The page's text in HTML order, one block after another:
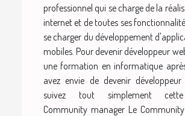
professionnel qui se charge de la
internet et de toutes ses
se charger du développement
mobiles. Pour devenir développeur
une formation en informatique
avez envie de devenir
suivez tout simplement
Community manager Le